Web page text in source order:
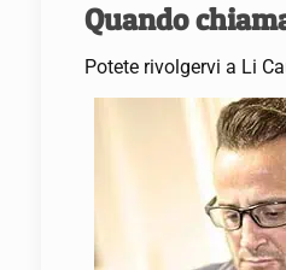
Quando
Potete rivolgervi a Li